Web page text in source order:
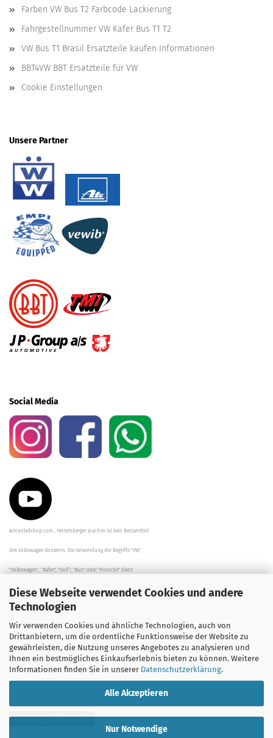
Diese Webseite verwendet Cookies und andere
Technologien
Wir verwenden Cookies und ähnliche Technologien, auch von
Drittanbietern, um die ordentliche Funktionsweise der Website zu
gewährleisten, die Nutzung unseres Angebotes zu analysieren und
Ihnen ein bestmögliches Einkaufserlebnis bieten zu können. Weitere
Informationen finden Sie in unserer Datenschutzerklärung.
Alle Akzeptieren
Nur Notwendige
Farben VW Bus T2 Farbcode Lackierung
Fahrgestellnummer VW Käfer Bus T1 T2
VW Bus T1 Brasil Ersatzteile kaufen Informationen
BBT4VW BBT Ersatzteile für VW
Cookie Einstellungen
Unsere Partner
Social Media
Aircooledshop.com , Hintersberger Joachim ist kein Bestandteil
des Volkswagen Konzerns. Die Verwendung der Begriffe "VW",
"Volkswagen", "Käfer", "Golf", "Bus" oder "Porsche" dient
der Beschreibung der Teile und stellt in keinem Fall eine direkte
Verbindung zu dem Unternehmen "Volkswagen" her/da.
Die Beschreibungen, Zeichnungen und Angaben zur
Verwendung sind sorgfältig überprüft worden.
Vertrag widerrufen